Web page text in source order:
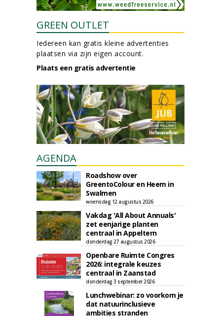
GREEN OUTLET
Iedereen kan gratis kleine advertenties
plaatsen via zijn eigen account.
Plaats een gratis advertentie
AGENDA
Roadshow over
GreentoColour en Heem in
Swalmen
woensdag 12 augustus 2026
Vakdag 'All About Annuals'
zet eenjarige planten
centraal in Appeltern
donderdag 27 augustus 2026
Openbare Ruimte Congres
2026: integrale keuzes
centraal in Zaanstad
donderdag 3 september 2026
Lunchwebinar: zo voorkom je
dat natuurinclusieve
ambities stranden